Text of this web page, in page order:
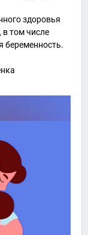
здоровья
в том числе
беременность.